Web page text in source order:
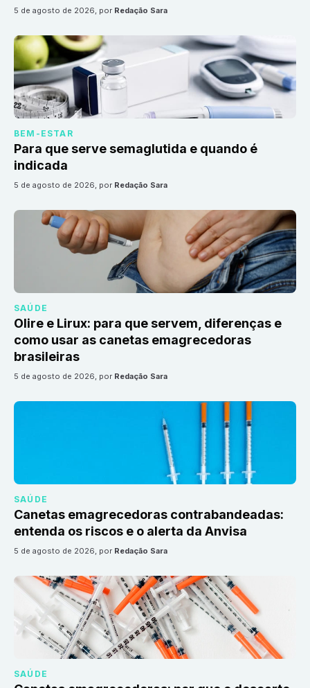
5 de agosto de 2026, por Redação Sara
BEM-ESTAR
Para que serve semaglutida e quando é
indicada
5 de agosto de 2026, por Redação Sara
SAÚDE
Olire e Lirux: para que servem, diferenças e
como usar as canetas emagrecedoras
brasileiras
5 de agosto de 2026, por Redação Sara
SAÚDE
Canetas emagrecedoras contrabandeadas:
entenda os riscos e o alerta da Anvisa
5 de agosto de 2026, por Redação Sara
SAÚDE